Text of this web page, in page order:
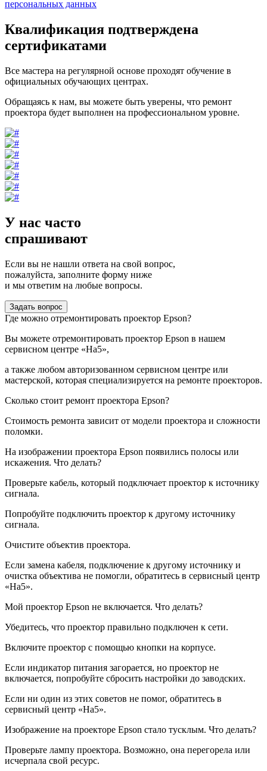
персональных данных
Квалификация подтверждена
сертификатами
Все мастера на регулярной основе проходят обучение в
официальных обучающих центрах.
Обращаясь к нам, вы можете быть уверены, что ремонт
проектора будет выполнен на профессиональном уровне.
У нас часто
спрашивают
Если вы не нашли ответа на свой вопрос,
пожалуйста, заполните форму ниже
и мы ответим на любые вопросы.
Задать вопрос
Где можно отремонтировать проектор Epson?
Вы можете отремонтировать проектор Epson в нашем
сервисном центре «На5»,
а также любом авторизованном сервисном центре или
мастерской, которая специализируется на ремонте проекторов.
Сколько стоит ремонт проектора Epson?
Стоимость ремонта зависит от модели проектора и сложности
поломки.
На изображении проектора Epson появились полосы или
искажения. Что делать?
Проверьте кабель, который подключает проектор к источнику
сигнала.
Попробуйте подключить проектор к другому источнику
сигнала.
Очистите объектив проектора.
Если замена кабеля, подключение к другому источнику и
очистка объектива не помогли, обратитесь в сервисный центр
«На5».
Мой проектор Epson не включается. Что делать?
Убедитесь, что проектор правильно подключен к сети.
Включите проектор с помощью кнопки на корпусе.
Если индикатор питания загорается, но проектор не
включается, попробуйте сбросить настройки до заводских.
Если ни один из этих советов не помог, обратитесь в
сервисный центр «На5».
Изображение на проекторе Epson стало тусклым. Что делать?
Проверьте лампу проектора. Возможно, она перегорела или
исчерпала свой ресурс.